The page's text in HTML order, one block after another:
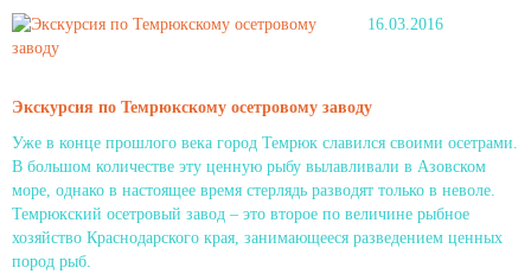
16.03.2016
Экскурсия по Темрюкскому осетровому заводу
Уже в конце прошлого века город Темрюк славился своими осетрами.
В большом количестве эту ценную рыбу вылавливали в Азовском
море, однако в настоящее время стерлядь разводят только в неволе.
Темрюкский осетровый завод – это второе по величине рыбное
хозяйство Краснодарского края, занимающееся разведением ценных
пород рыб.